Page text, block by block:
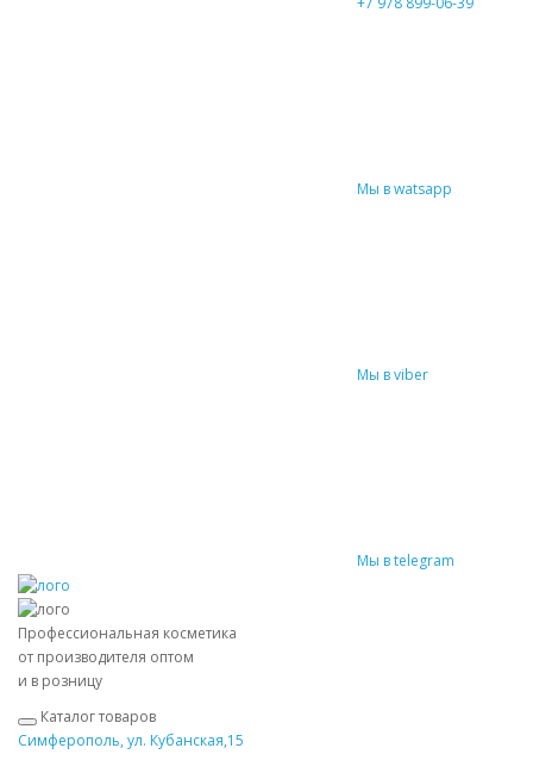
Мы в watsapp
Мы в viber
Мы в telegram
Профессиональная косметика
от производителя оптом
и в розницу
Каталог товаров
Симферополь, ул. Кубанская,15